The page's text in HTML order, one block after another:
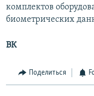
комплектов
биометрических
ВК
Поделиться